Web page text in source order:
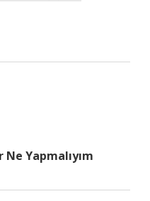
Ne Yapmalıyım